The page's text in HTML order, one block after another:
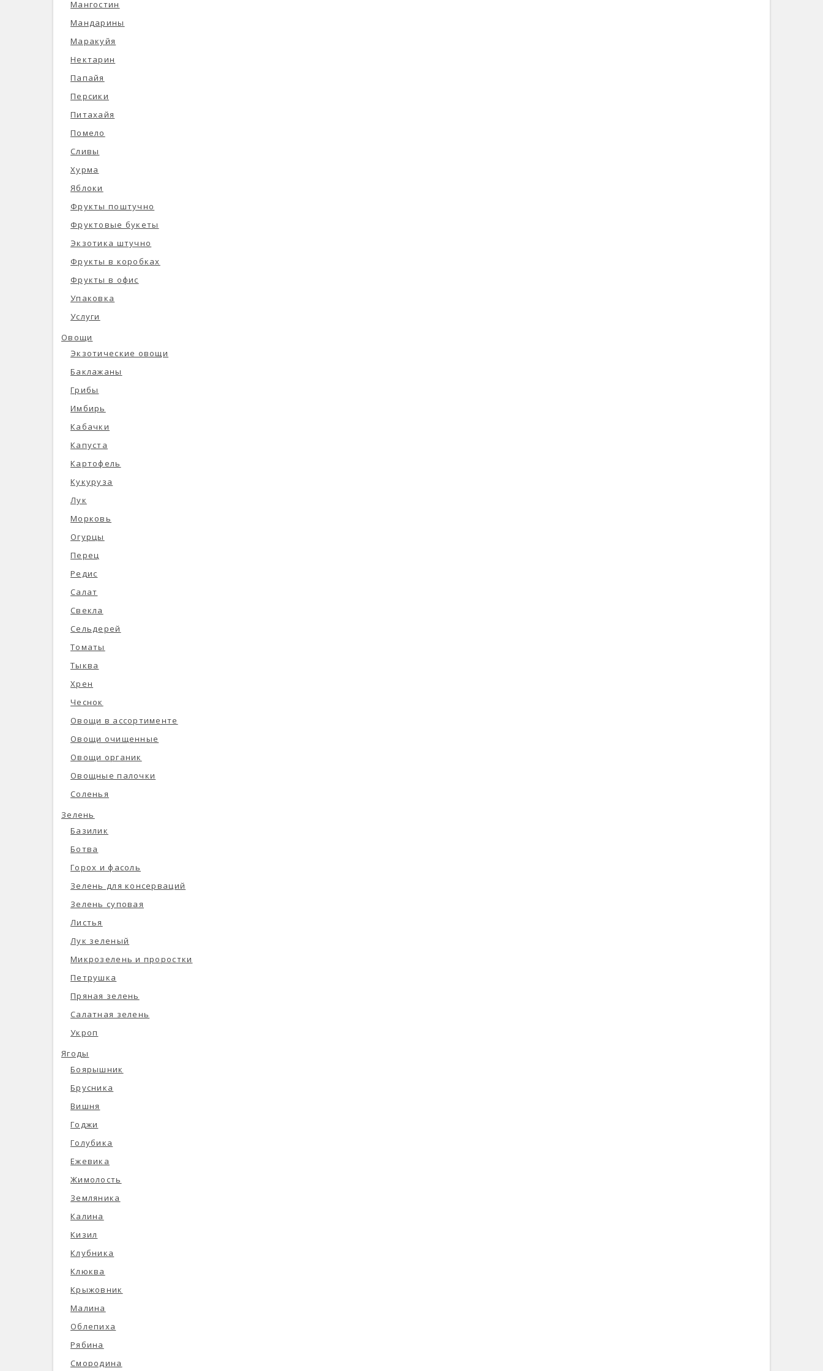
Мангостин
Мандарины
Маракуйя
Нектарин
Папайя
Персики
Питахайя
Помело
Сливы
Хурма
Яблоки
Фрукты поштучно
Фруктовые букеты
Экзотика штучно
Фрукты в коробках
Фрукты в офис
Упаковка
Услуги
Овощи
Экзотические овощи
Баклажаны
Грибы
Имбирь
Кабачки
Капуста
Картофель
Кукуруза
Лук
Морковь
Огурцы
Перец
Редис
Салат
Свекла
Сельдерей
Томаты
Тыква
Хрен
Чеснок
Овощи в ассортименте
Овощи очищенные
Овощи органик
Овощные палочки
Соленья
Зелень
Базилик
Ботва
Горох и фасоль
Зелень для консерваций
Зелень суповая
Листья
Лук зеленый
Микрозелень и проростки
Петрушка
Пряная зелень
Салатная зелень
Укроп
Ягоды
Боярышник
Брусника
Вишня
Годжи
Голубика
Ежевика
Жимолость
Земляника
Калина
Кизил
Клубника
Клюква
Крыжовник
Малина
Облепиха
Рябина
Смородина